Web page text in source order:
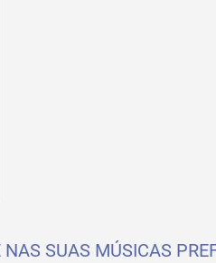
SUAS MÚSICAS